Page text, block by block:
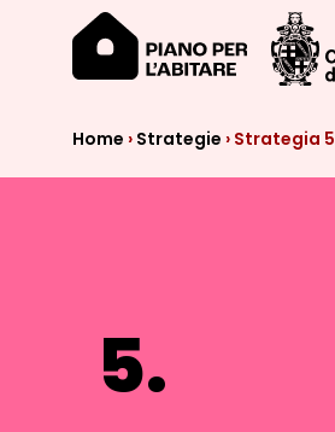
Home › Strategie › Strategia 5
5.